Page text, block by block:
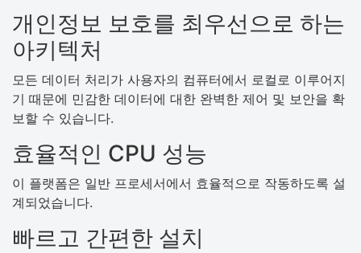
개인정보 보호를 최우선으로 하는
아키텍처
모든 데이터 처리가 사용자의 컴퓨터에서 로컬로 이루어지
기 때문에 민감한 데이터에 대한 완벽한 제어 및 보안을 확
보할 수 있습니다.
효율적인 CPU 성능
이 플랫폼은 일반 프로세서에서 효율적으로 작동하도록 설
계되었습니다.
빠르고 간편한 설치